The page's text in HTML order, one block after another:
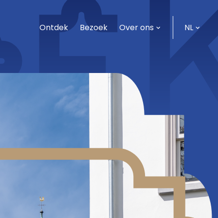
Ontdek Bezoek Over ons NL